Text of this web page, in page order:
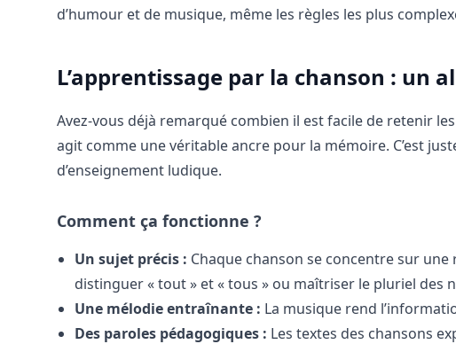
d’humour et de musique, même les règles les plus
L’apprentissage par la chanson : un
Avez-vous déjà remarqué combien il est facile de retenir
agit comme une véritable ancre pour la mémoire. C’est
d’enseignement ludique.
Comment ça fonctionne ?
Un sujet précis : Chaque chanson se concentre sur
distinguer « tout » et « tous » ou maîtriser le pluriel des
Une mélodie entraînante : La musique rend
Des paroles pédagogiques : Les textes des chansons